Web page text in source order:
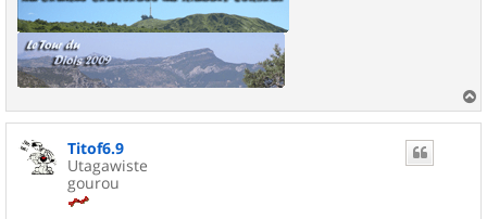
a
u
Titof6.9
Utagawiste
gourou